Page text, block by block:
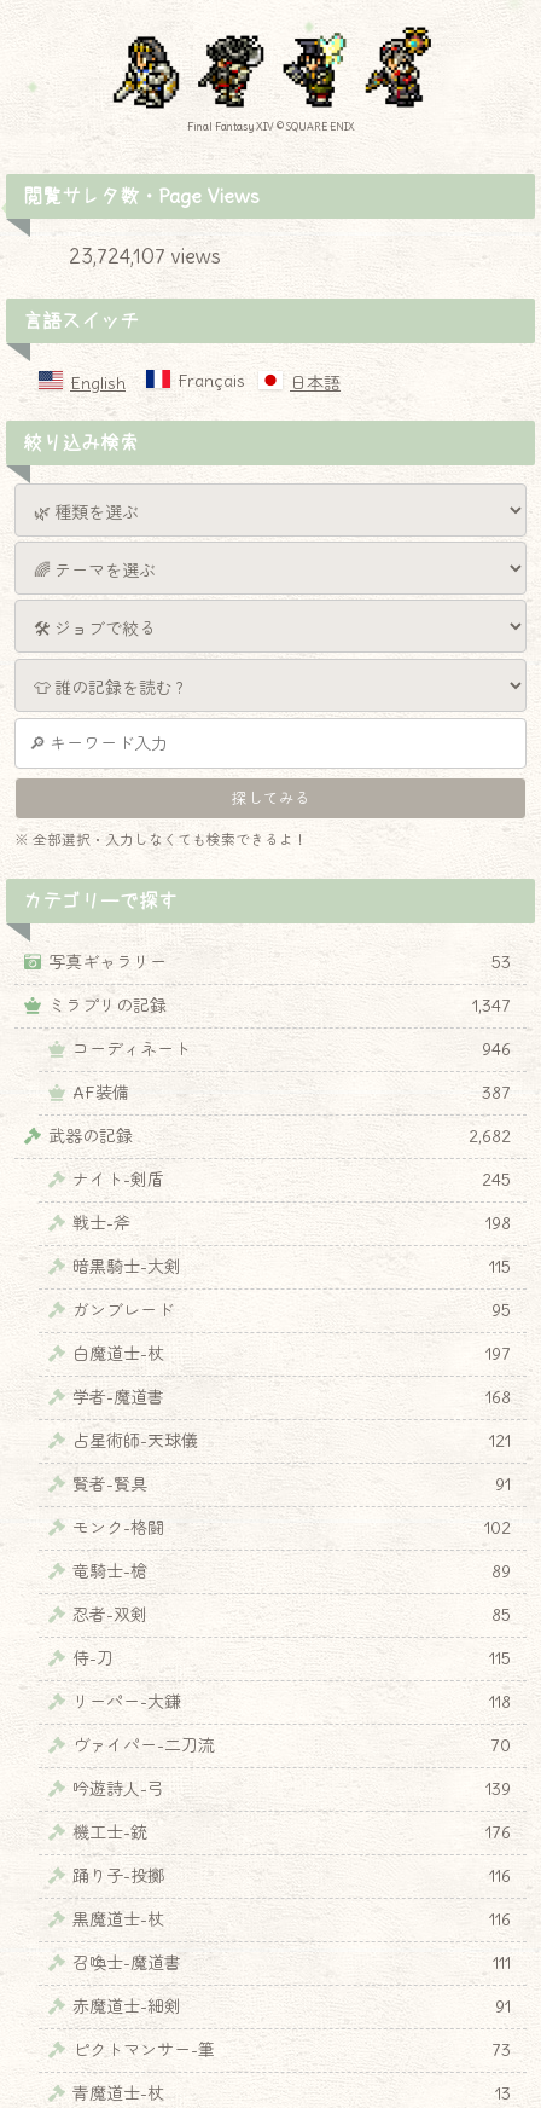
Final Fantasy XIV © SQUARE ENIX
閲覧サレタ数・Page Views
23,724,107 views
言語スイッチ
English Français 日本語
絞り込み検索
※ 全部選択・入力しなくても検索できるよ！
カテゴリーで探す
写真ギャラリー
53
ミラプリの記録
1,347
コーディネート
946
AF装備
387
武器の記録
2,682
ナイト-剣盾
245
戦士-斧
198
暗黒騎士-大剣
115
ガンブレード
95
白魔道士-杖
197
学者-魔道書
168
占星術師-天球儀
121
賢者-賢具
91
モンク-格闘
102
竜騎士-槍
89
忍者-双剣
85
侍-刀
115
リーパー-大鎌
118
ヴァイパー-二刀流
70
吟遊詩人-弓
139
機工士-銃
176
踊り子-投擲
116
黒魔道士-杖
116
召喚士-魔道書
111
赤魔道士-細剣
91
ピクトマンサー-筆
73
青魔道士-杖
13